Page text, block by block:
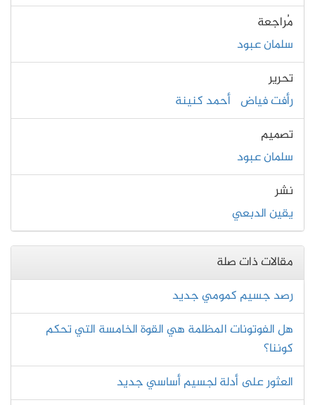
مُراجعة
سلمان عبود
تحرير
رأفت فياض أحمد كنينة
تصميم
سلمان عبود
نشر
يقين الدبعي
مقالات ذات صلة
رصد جسيم كمومي جديد
هل الفوتونات المظلمة هي القوة الخامسة التي تحكم
كوننا؟
العثور على أدلة لجسيم أساسي جديد